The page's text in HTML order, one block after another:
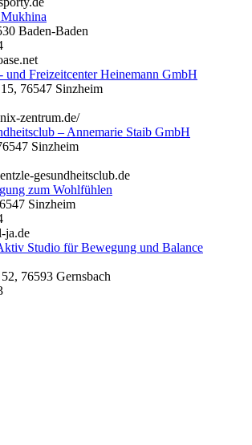
Baden-Baden
und Freizeitcenter Heinemann GmbH
76547 Sinzheim
zentrum.de/
– Annemarie Staib GmbH
Sinzheim
gesundheitsclub.de
zum Wohlfühlen
Sinzheim
ja.de
Studio für Bewegung und Balance
76593 Gernsbach